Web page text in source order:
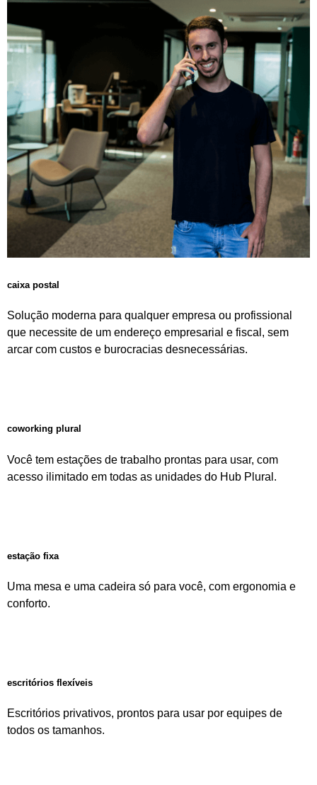
caixa postal
Solução moderna para qualquer empresa ou profissional
que necessite de um endereço empresarial e fiscal, sem
arcar com custos e burocracias desnecessárias.
coworking plural
Você tem estações de trabalho prontas para usar, com
acesso ilimitado em todas as unidades do Hub Plural.
estação fixa
Uma mesa e uma cadeira só para você, com ergonomia e
conforto.
escritórios flexíveis
Escritórios privativos, prontos para usar por equipes de
todos os tamanhos.